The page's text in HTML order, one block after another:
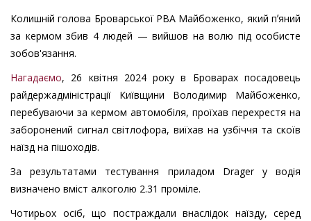
Колишній голова Броварської РВА Майбоженко, який пʼяний
за кермом збив 4 людей — вийшов на волю під особисте
зобов'язання.
Нагадаємо, 26 квітня 2024 року в Броварах посадовець
райдержадміністрації Київщини Володимир Майбоженко,
перебуваючи за кермом автомобіля, проїхав перехрестя на
заборонений сигнал світлофора, виїхав на узбіччя та скоїв
наїзд на пішоходів.
За результатами тестування приладом Drager у водія
визначено вміст алкоголю 2.31 проміле.
Чотирьох осіб, що постраждали внаслідок наїзду, серед